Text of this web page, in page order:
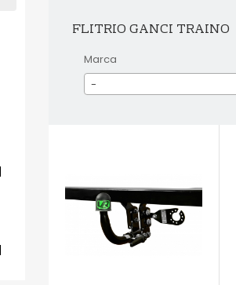
FLITRIO GANCI TRAINO
Marca
-